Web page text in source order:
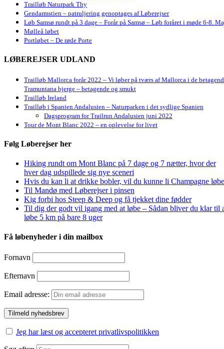
Trailløb Naturpark Thy
Gendarmstien – patruljering genoptages af Løberejser
Løb Samsø rundt på 3 dage – Forår på Samsø – Løb foråret i møde 6-8.
Mølleå løbet
Portløbet – De røde Porte
LØBEREJSER UDLAND
Trailløb Mallorca forår 2022 – Vi løber på tværs af Mallorca i de
Tramuntana bjerge – betagende og smukt
Trailløb Ireland
Trailløb i Spanien Andalusien – Naturparken i det sydlige Spanien
Dagsprogram for Trailrun Andalusien juni 2022
Tour de Mont Blanc 2022 – en oplevelse for livet
Følg Løberejser her
Hiking rundt om Mont Blanc på 7 dage og 7 nætter, hvor der
hver dag udspillede sig nye sceneri
Hvis du kan li at drikke bobler, vil du kunne li Champagne
Til Mandø med Løberejser i pinsen
Kig forbi hos Steep & Deep og få tjekket dine fødder
Til dig der godt vil igang med at løbe – Sådan bliver du klar til
løbe 5 km på bare 8 uger
Få løbenyheder i din mailbox
Fornavn
Efternavn
Email adresse:
Jeg har læst og accepteret privatlivspolitikken